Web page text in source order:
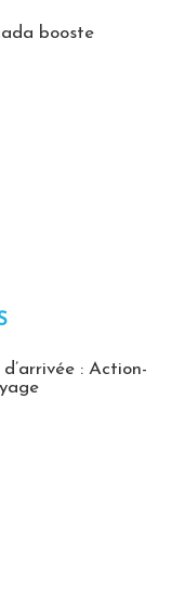
booste
: Action-